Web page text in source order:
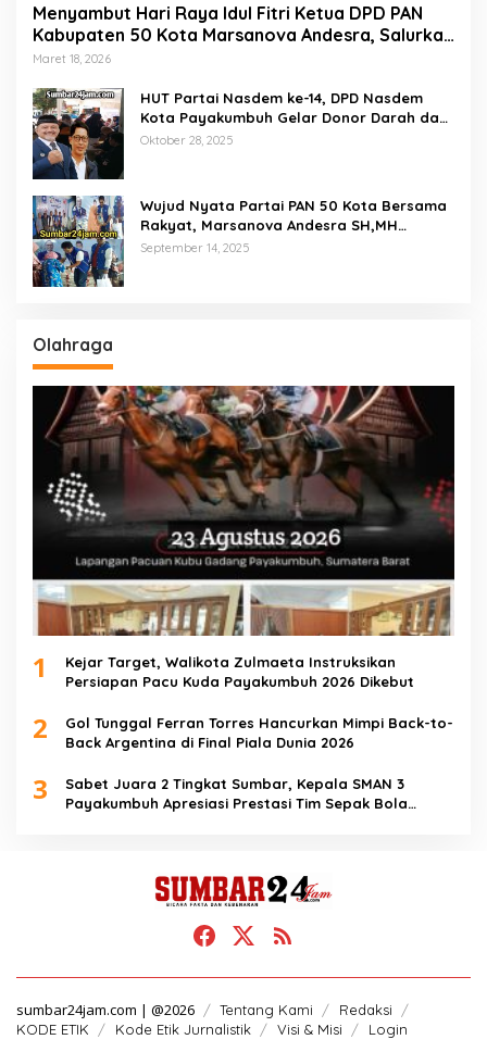
Menyambut Hari Raya Idul Fitri Ketua DPD PAN
Kabupaten 50 Kota Marsanova Andesra, Salurkan
Empat Ton Bantuan Beras Untuk Masyarakat
Maret 18, 2026
HUT Partai Nasdem ke-14, DPD Nasdem
Kota Payakumbuh Gelar Donor Darah dan
Pemeriksaan Kesehatan Gratis
Oktober 28, 2025
Wujud Nyata Partai PAN 50 Kota Bersama
Rakyat, Marsanova Andesra SH,MH
Salurkan 600 Karung Beras Untuk
September 14, 2025
Olahraga
1
Kejar Target, Walikota Zulmaeta Instruksikan
Persiapan Pacu Kuda Payakumbuh 2026 Dikebut
2
Gol Tunggal Ferran Torres Hancurkan Mimpi Back-to-
Back Argentina di Final Piala Dunia 2026
3
Sabet Juara 2 Tingkat Sumbar, Kepala SMAN 3
Payakumbuh Apresiasi Prestasi Tim Sepak Bola
sumbar24jam.com | @2026 Tentang Kami
Redaksi
KODE ETIK
Kode Etik Jurnalistik Visi & Misi Login